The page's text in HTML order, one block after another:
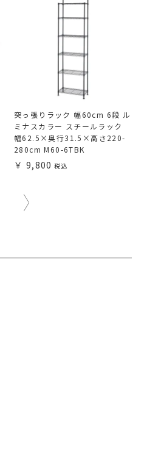
突っ張りラック 幅60cm 6段 ル
ミナスカラー スチールラック
幅62.5×奥行31.5×高さ220-
280cm M60-6TBK
9,800